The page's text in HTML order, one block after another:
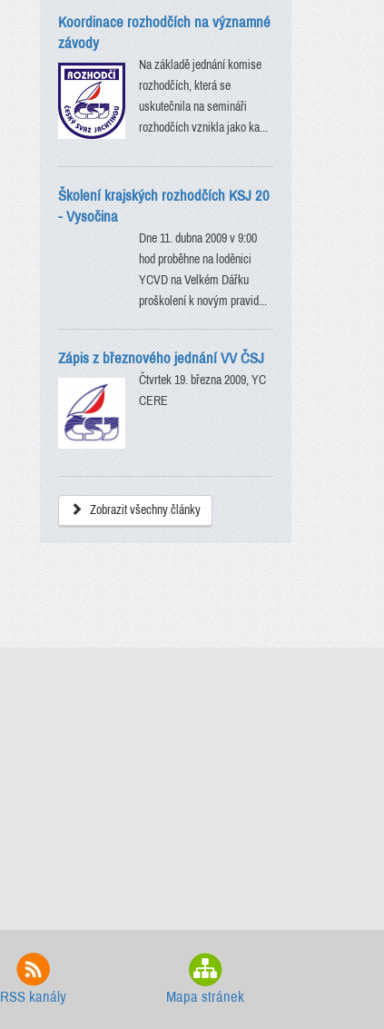
Koordinace rozhodčích na významné
závody
Na základě jednání komise
rozhodčích, která se
uskutečnila na semináři
rozhodčích vznikla jako ka...
Školení krajských rozhodčích KSJ 20
- Vysočina
Dne 11. dubna 2009 v 9:00
hod proběhne na loděnici
YCVD na Velkém Dářku
proškolení k novým pravid...
Zápis z březnového jednání VV ČSJ
Čtvrtek 19. března 2009, YC
CERE
Zobrazit všechny články
RSS kanály Mapa stránek